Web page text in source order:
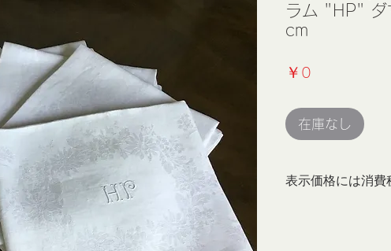
ラム "HP"
cm
￥0
在庫なし
表示価格には消